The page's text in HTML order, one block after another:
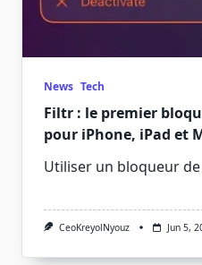
News Tech
Filtr : le premier
pour iPhone, iPad et
Utiliser un bloqueur
CeoKreyolNyouz Jun 5,